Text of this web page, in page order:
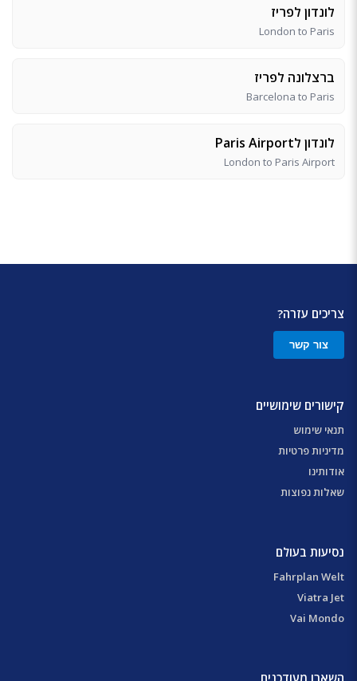
לונדון לפריז
London to Paris
ברצלונה לפריז
Barcelona to Paris
לונדון לParis Airport
London to Paris Airport
צריכים עזרה?
צור קשר
קישורים שימושיים
תנאי שימוש
מדיניות פרטיות
אודותינו
שאלות נפוצות
נסיעות בעולם
Fahrplan Welt
Viatra Jet
Vai Mondo
השארו מעודכנים